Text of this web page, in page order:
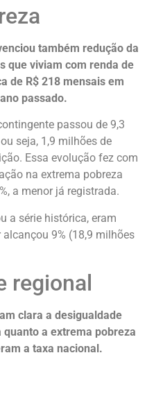
também redução da
que viviam com renda de
de R$ 218 mensais em
passado.
passou de 9,3
seja, 1,9 milhões de
Essa evolução fez com
na extrema pobreza
a menor já registrada.
a série histórica, eram
9% (18,9 milhões
regional
clara a desigualdade
a extrema pobreza
a taxa nacional.